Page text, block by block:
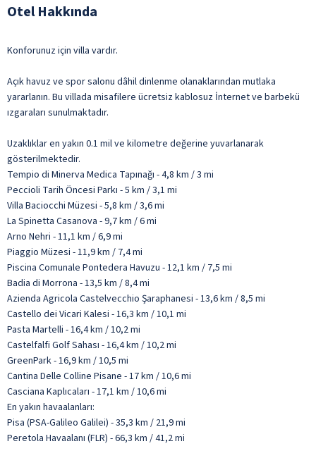
Otel Hakkında
Konforunuz için villa vardır.
Açık havuz ve spor salonu dâhil dinlenme olanaklarından mutlaka
yararlanın. Bu villada misafilere ücretsiz kablosuz İnternet ve barbekü
ızgaraları sunulmaktadır.
Uzaklıklar en yakın 0.1 mil ve kilometre değerine yuvarlanarak
gösterilmektedir.
Tempio di Minerva Medica Tapınağı - 4,8 km / 3 mi
Peccioli Tarih Öncesi Parkı - 5 km / 3,1 mi
Villa Baciocchi Müzesi - 5,8 km / 3,6 mi
La Spinetta Casanova - 9,7 km / 6 mi
Arno Nehri - 11,1 km / 6,9 mi
Piaggio Müzesi - 11,9 km / 7,4 mi
Piscina Comunale Pontedera Havuzu - 12,1 km / 7,5 mi
Badia di Morrona - 13,5 km / 8,4 mi
Azienda Agricola Castelvecchio Şaraphanesi - 13,6 km / 8,5 mi
Castello dei Vicari Kalesi - 16,3 km / 10,1 mi
Pasta Martelli - 16,4 km / 10,2 mi
Castelfalfi Golf Sahası - 16,4 km / 10,2 mi
GreenPark - 16,9 km / 10,5 mi
Cantina Delle Colline Pisane - 17 km / 10,6 mi
Casciana Kaplıcaları - 17,1 km / 10,6 mi
En yakın havaalanları:
Pisa (PSA-Galileo Galilei) - 35,3 km / 21,9 mi
Peretola Havaalanı (FLR) - 66,3 km / 41,2 mi